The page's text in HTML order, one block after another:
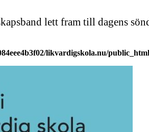
lett fram till dagens
likvardigskola.nu/